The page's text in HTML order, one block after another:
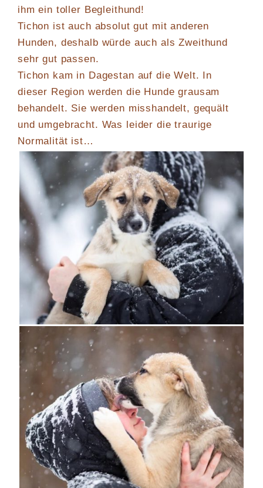
ihm ein toller Begleithund!
Tichon ist auch absolut gut mit anderen
Hunden, deshalb würde auch als Zweithund
sehr gut passen.
Tichon kam in Dagestan auf die Welt. In
dieser Region werden die Hunde grausam
behandelt. Sie werden misshandelt, gequält
und umgebracht. Was leider die traurige
Normalität ist…